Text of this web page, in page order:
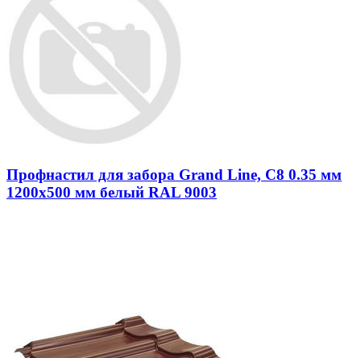
Профнастил для забора Grand Line, С8 0.35 мм
1200х500 мм белый RAL 9003